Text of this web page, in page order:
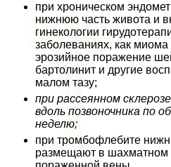
при хроническом
нижнюю часть живота и
гинекологии
заболеваниях, как
эрозийное поражение
бартолинит и другие
малом тазу;
при рассеянном
вдоль позвоночника по
неделю;
при тромбофлебите
размещают в шахматном